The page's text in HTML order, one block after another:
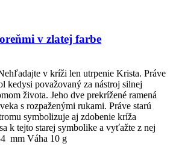
v zlatej farbe
v kríži len utrpenie Krista. Práve
kedysi považovaný za nástroj silnej
života. Jeho dve prekrížené ramená
s rozpaženými rukami. Práve starú
symbolizuje aj zdobenie kríža
k tejto starej symbolike a vyťažte z nej
mm Váha 10 g